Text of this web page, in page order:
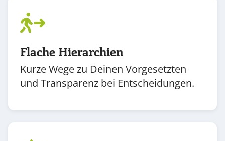
Flache Hierarchien
Kurze Wege zu Deinen Vorgesetzten
und Transparenz bei Entscheidungen.